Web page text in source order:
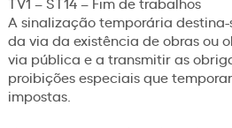
A sinalização temporária
da via da existência de obras ou
via pública e a transmitir as
proibições especiais que
impostas.